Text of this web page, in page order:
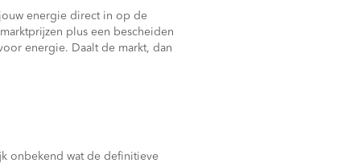
energie direct in op de
plus een bescheiden
energie. Daalt de markt, dan
onbekend wat de definitieve